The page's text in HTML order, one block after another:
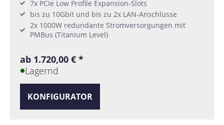
7x PCIe Low Profile Expansion-Slots
bis zu 10Gbit und bis zu 2x LAN-Anschlüsse
2x 1000W redundante Stromversorgungen mit
PMBus (Titanium Level)
ab 1.720,00 € *
Lagernd
KONFIGURATOR